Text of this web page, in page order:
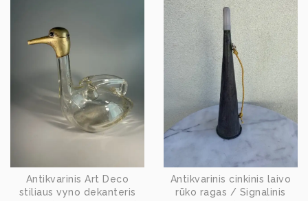
Antikvarinis Art Deco
stiliaus vyno dekanteris
Antikvarinis cinkinis laivo
rūko ragas / Signalinis